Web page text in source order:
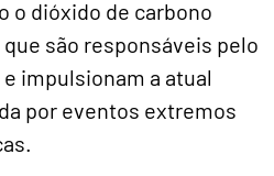
o dióxido de carbono
que são responsáveis pelo
impulsionam a atual
por eventos extremos